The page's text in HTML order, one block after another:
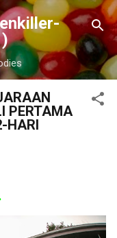
PERTAMA
HARI